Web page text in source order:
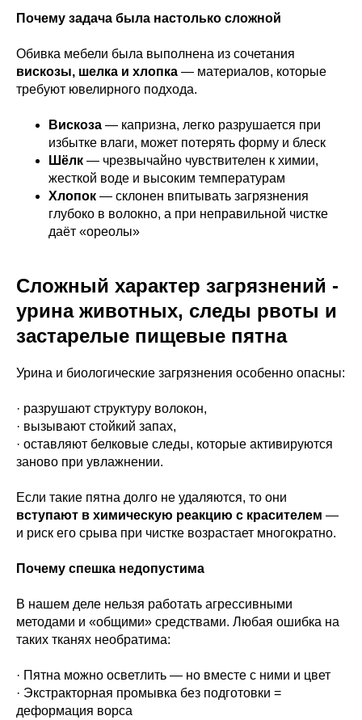
Почему задача была настолько сложной
Обивка мебели была выполнена из сочетания
вискозы, шелка и хлопка — материалов, которые
требуют ювелирного подхода.
Вискоза — капризна, легко разрушается при
избытке влаги, может потерять форму и блеск
Шёлк — чрезвычайно чувствителен к химии,
жесткой воде и высоким температурам
Хлопок — склонен впитывать загрязнения
глубоко в волокно, а при неправильной чистке
даёт «ореолы»
Сложный характер загрязнений -
урина животных, следы рвоты и
застарелые пищевые пятна
Урина и биологические загрязнения особенно опасны:
· разрушают структуру волокон,
· вызывают стойкий запах,
· оставляют белковые следы, которые активируются
заново при увлажнении.
Если такие пятна долго не удаляются, то они
вступают в химическую реакцию с красителем —
и риск его срыва при чистке возрастает многократно.
Почему спешка недопустима
В нашем деле нельзя работать агрессивными
методами и «общими» средствами. Любая ошибка на
таких тканях необратима:
· Пятна можно осветлить — но вместе с ними и цвет
· Экстракторная промывка без подготовки =
деформация ворса